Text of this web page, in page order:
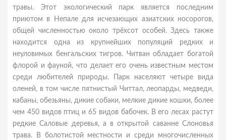
травы. Этот экологический парк является последним
приютом в Непале для исчезающих азиатских носорогов,
общей численностью около трёхсот особей. Здесь также
находится одна из крупнейших популяций редких и
неуловимых бенгальских тигров. Читван обладает богатой
флорой и фауной, что делает его очень известным местом
среди любителей природы. Парк населяют четыре вида
оленей, в том числе пятнистый Читтал, леопарды, медведи,
кабаны, обезьяны, дикие собаки, мелкие дикие кошки, более
чем 450 видов птиц и 65 видов бабочек. В его лесах растут
редкие Саловые деревья, а в открытой саванне Слоновья
трава. В болотистой местности и среди многочисленных